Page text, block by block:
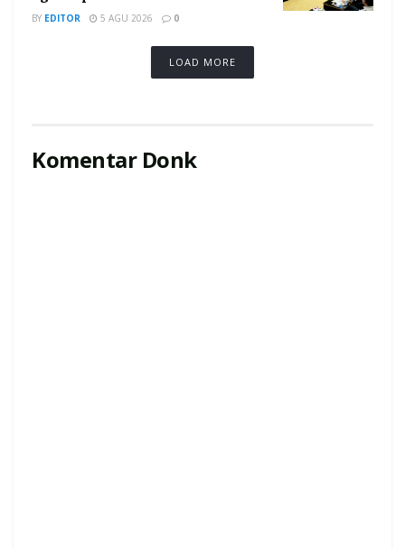
BY EDITOR 5 AGU 2026 0
LOAD MORE
Komentar Donk